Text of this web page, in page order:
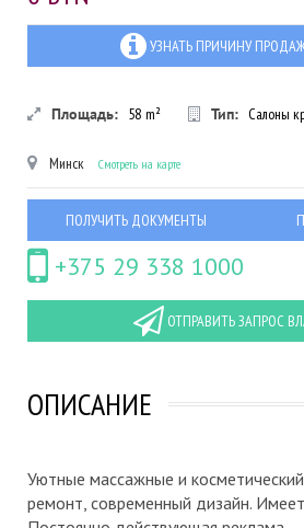
УЗНАТЬ ПРИЧИНУ
Площадь: 58 m² Тип: Салоны
Минск Смотреть на карте
ПОЛУЧИТЬ ДОКУМЕНТЫ
+375 29 338 1000
ОТПРАВИТЬ ЗАПРОС
ОПИСАНИЕ
Уютные массажные и
ремонт, современный дизайн.